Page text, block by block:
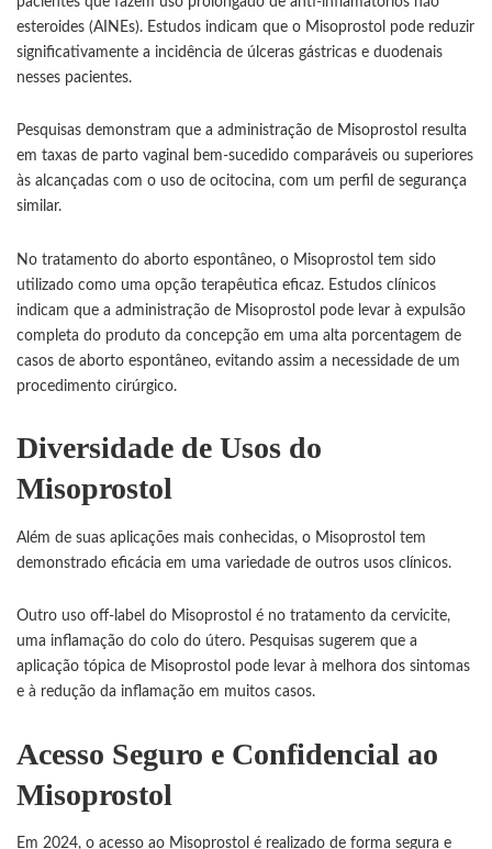
esteroides (AINEs). Estudos indicam que o Misoprostol pode reduzir
significativamente a incidência de úlceras gástricas e duodenais
nesses pacientes.
Pesquisas demonstram que a administração de Misoprostol resulta
em taxas de parto vaginal bem-sucedido comparáveis ou superiores
às alcançadas com o uso de ocitocina, com um perfil de segurança
similar.
No tratamento do aborto espontâneo, o Misoprostol tem sido
utilizado como uma opção terapêutica eficaz. Estudos clínicos
indicam que a administração de Misoprostol pode levar à expulsão
completa do produto da concepção em uma alta porcentagem de
casos de aborto espontâneo, evitando assim a necessidade de um
procedimento cirúrgico.
Diversidade de Usos do
Misoprostol
Além de suas aplicações mais conhecidas, o Misoprostol tem
demonstrado eficácia em uma variedade de outros usos clínicos.
Outro uso off-label do Misoprostol é no tratamento da cervicite,
uma inflamação do colo do útero. Pesquisas sugerem que a
aplicação tópica de Misoprostol pode levar à melhora dos sintomas
e à redução da inflamação em muitos casos.
Acesso Seguro e Confidencial ao
Misoprostol
Em 2024, o acesso ao Misoprostol é realizado de forma segura e